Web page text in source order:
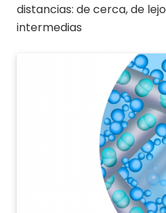
distancias: de cerca, de
intermedias